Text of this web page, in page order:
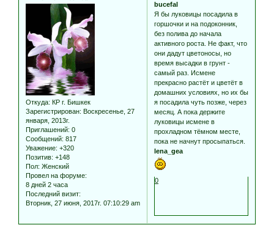
Откуда: КР г. Бишкек
Зарегистрирован: Воскресенье, 27
января, 2013г.
Приглашений: 0
Сообщений: 817
Уважение: +320
Позитив: +148
Пол: Женский
Провел на форуме:
8 дней 2 часа
Последний визит:
Вторник, 27 июня, 2017г. 07:10:29 am
bucefal
Я бы луковицы посадила в
горшочки и на подоконник,
без полива до начала
активного роста. Не факт, что
они дадут цветоносы, но
время высадки в грунт -
самый раз. Исмене
прекрасно растёт и цветёт в
домашних условиях, но их бы
я посадила чуть позже, через
месяц. А пока держите
луковицы исмене в
прохладном тёмном месте,
пока не начнут просыпаться.
lena_gea
0